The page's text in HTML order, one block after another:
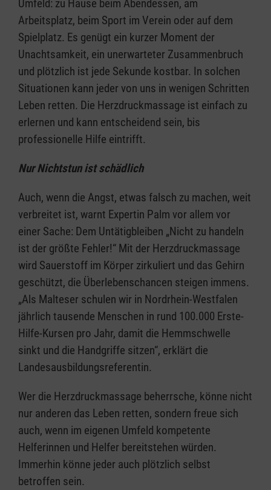
Umfeld: zu Hause beim Abendessen, am
Arbeitsplatz, beim Sport im Verein oder auf dem
Spielplatz. Es genügt ein kurzer Moment der
Unachtsamkeit, ein unerwarteter Zusammenbruch
und plötzlich ist jede Sekunde kostbar. In solchen
Situationen kann jeder von uns in wenigen Schritten
Leben retten. Die Herzdruckmassage ist einfach zu
erlernen und kann entscheidend sein, bis
professionelle Hilfe eintrifft.
Nur Nichtstun ist schädlich
Auch, wenn die Angst, etwas falsch zu machen, weit
verbreitet ist, warnt Expertin Palm vor allem vor
einer Sache: Dem Untätigbleiben „Nicht zu handeln
ist der größte Fehler!“ Mit der Herzdruckmassage
wird Sauerstoff im Körper zirkuliert und das Gehirn
geschützt, die Überlebenschancen steigen immens.
„Als Malteser schulen wir in Nordrhein-Westfalen
jährlich tausende Menschen in rund 100.000 Erste-
Hilfe-Kursen pro Jahr, damit die Hemmschwelle
sinkt und die Handgriffe sitzen“, erklärt die
Landesausbildungsreferentin.
Wer die Herzdruckmassage beherrsche, könne nicht
nur anderen das Leben retten, sondern freue sich
auch, wenn im eigenen Umfeld kompetente
Helferinnen und Helfer bereitstehen würden.
Immerhin könne jeder auch plötzlich selbst
betroffen sein.